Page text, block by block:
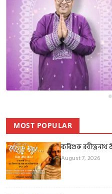
MOST POPULAR
কবিগুরু রবীন্দ্রনাথ
August 7, 2026